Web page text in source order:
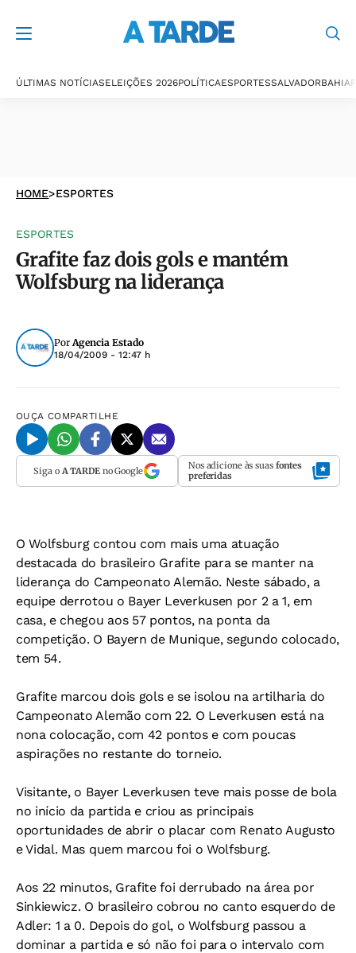
ÚLTIMAS NOTÍCIASELEIÇÕES 2026POLÍTICAESPORTESSALVADORBAHIA
HOME>ESPORTES
ESPORTES
Grafite faz dois gols e mantém
Wolfsburg na liderança
PorAgencia Estado
18/04/2009 - 12:47 h
OUÇA COMPARTILHE
Siga o A TARDEno Google Nos adicione às suas fontes
preferidas
O Wolfsburg contou com mais uma atuação
destacada do brasileiro Grafite para se manter na
liderança do Campeonato Alemão. Neste sábado, a
equipe derrotou o Bayer Leverkusen por 2 a 1, em
casa, e chegou aos 57 pontos, na ponta da
competição. O Bayern de Munique, segundo colocado,
tem 54.
Grafite marcou dois gols e se isolou na artilharia do
Campeonato Alemão com 22. O Leverkusen está na
nona colocação, com 42 pontos e com poucas
aspirações no restante do torneio.
Visitante, o Bayer Leverkusen teve mais posse de bola
no início da partida e criou as principais
oportunidades de abrir o placar com Renato Augusto
e Vidal. Mas quem marcou foi o Wolfsburg.
Aos 22 minutos, Grafite foi derrubado na área por
Sinkiewicz. O brasileiro cobrou no canto esquerdo de
Adler: 1 a 0. Depois do gol, o Wolfsburg passou a
dominar a partida e só não foi para o intervalo com